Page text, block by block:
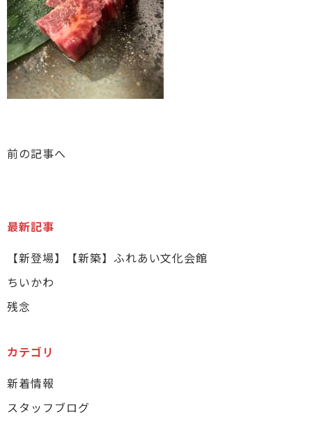
前の記事へ
最新記事
【新登場】【新築】ふれあい文化会館
ちいかわ
残念
カテゴリ
新着情報
スタッフブログ